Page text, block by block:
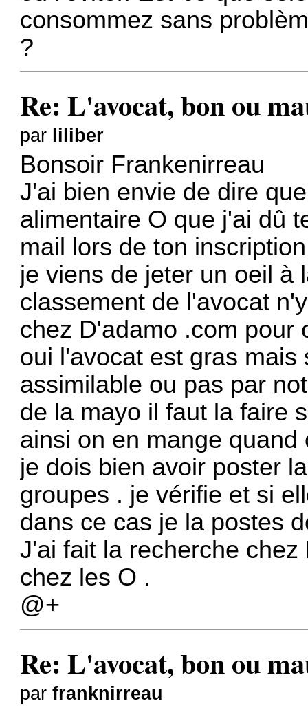
consommez sans
?
Re: L'avocat, bon ou
par liliber
Bonsoir Frankenirreau
J'ai bien envie de dire
alimentaire O que j'ai dû
mail lors de ton
je viens de jeter un oeil à
classement de l'avocat
chez D'adamo .com pour
oui l'avocat est gras
assimilable ou pas par
de la mayo il faut la faire
ainsi on en mange quand
je dois bien avoir poster
groupes . je vérifie et si
dans ce cas je la postes
J'ai fait la recherche
chez les O .
@+
Re: L'avocat, bon ou
parfranknirreau